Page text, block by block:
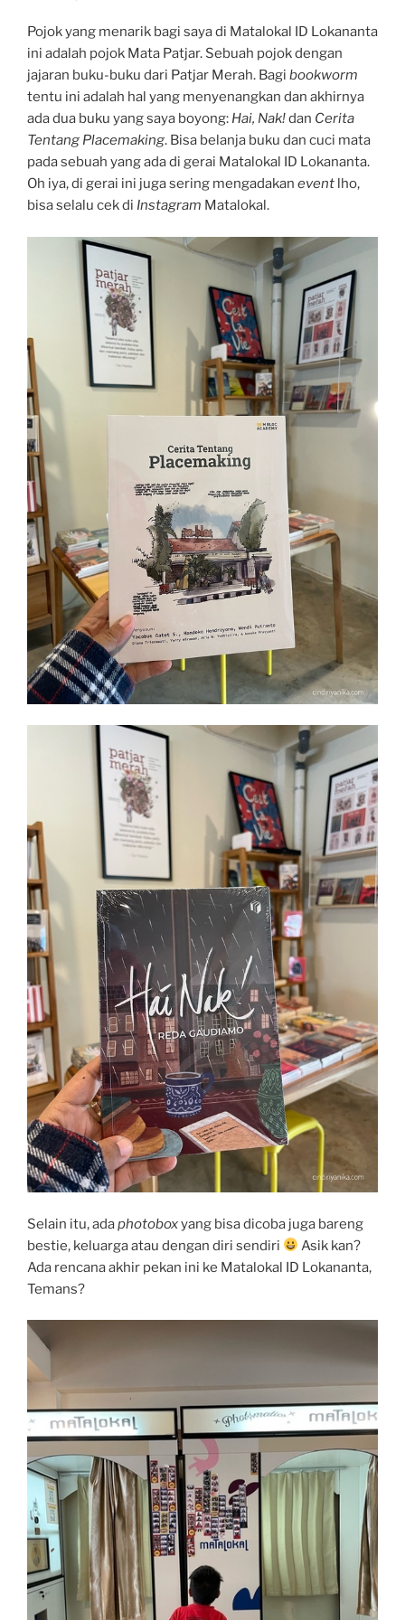
Pojok yang menarik bagi saya di Matalokal ID Lokananta
ini adalah pojok Mata Patjar. Sebuah pojok dengan
jajaran buku-buku dari Patjar Merah. Bagi bookworm
tentu ini adalah hal yang menyenangkan dan akhirnya
ada dua buku yang saya boyong: Hai, Nak!dan Cerita
Tentang Placemaking. Bisa belanja buku dan cuci mata
pada sebuah yang ada di gerai Matalokal ID Lokananta.
Oh iya, di gerai ini juga sering mengadakan event lho,
bisa selalu cek di Instagram Matalokal.
Selain itu, adaphotoboxyang bisa dicoba juga bareng
bestie, keluarga atau dengan diri sendiri
Asik kan?
Ada rencana akhir pekan ini ke Matalokal ID Lokananta,
Temans?